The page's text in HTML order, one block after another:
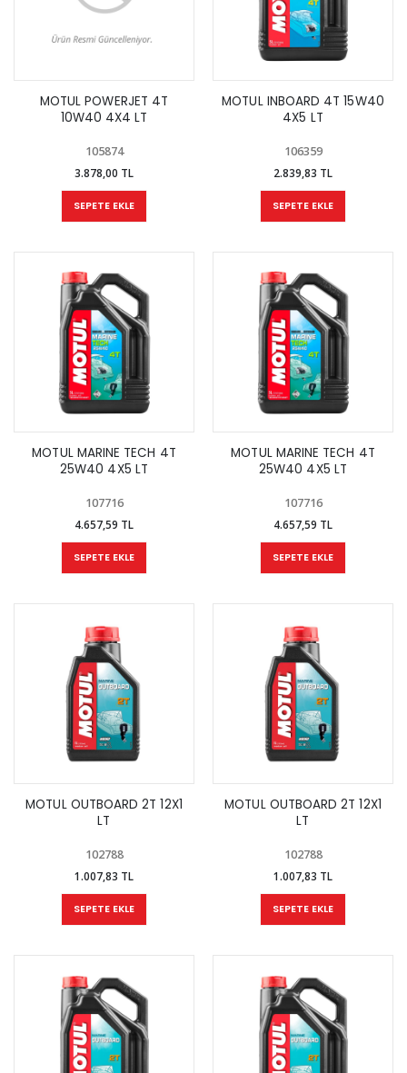
MOTUL POWERJET 4T
10W40 4X4 LT
105874
3.878,00 TL
SEPETE EKLE
MOTUL INBOARD 4T 15W40
4X5 LT
106359
2.839,83 TL
SEPETE EKLE
MOTUL MARINE TECH 4T
25W40 4X5 LT
107716
4.657,59 TL
SEPETE EKLE
MOTUL MARINE TECH 4T
25W40 4X5 LT
107716
4.657,59 TL
SEPETE EKLE
MOTUL OUTBOARD 2T 12X1
LT
102788
1.007,83 TL
SEPETE EKLE
MOTUL OUTBOARD 2T 12X1
LT
102788
1.007,83 TL
SEPETE EKLE